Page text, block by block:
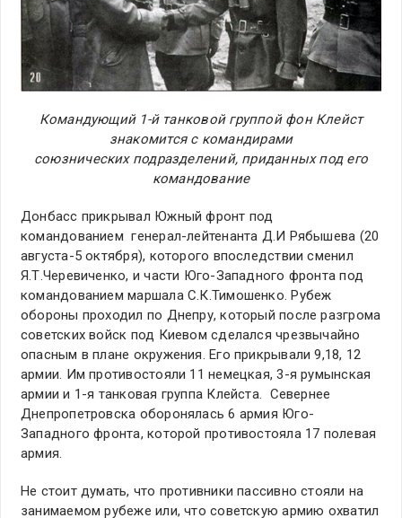
Командующий 1-й танковой группой фон Клейст
знакомится с командирами
союзнических подразделений, приданных под его
командование
Донбасс прикрывал Южный фронт под
командованием генерал-лейтенанта Д.И Рябышева (20
августа-5 октября), которого впоследствии сменил
Я.Т.Черевиченко, и части Юго-Западного фронта под
командованием маршала С.К.Тимошенко. Рубеж
обороны проходил по Днепру, который после разгрома
советских войск под Киевом сделался чрезвычайно
опасным в плане окружения. Его прикрывали 9,18, 12
армии. Им противостояли 11 немецкая, 3-я румынская
армии и 1-я танковая группа Клейста. Севернее
Днепропетровска оборонялась 6 армия Юго-
Западного фронта, которой противостояла 17 полевая
армия.
Не стоит думать, что противники пассивно стояли на
занимаемом рубеже или, что советскую армию охватил